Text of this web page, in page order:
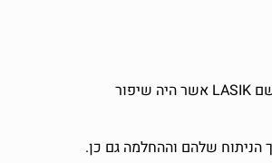
לקראת סוף שנות התשעים של המאה הקודמת החלו להתבצע טיפולים להסרת משקפיים בלייזר כאשר הנפוצים היו מסוג PRK ולאחריו נוסף טיפול בשם LASIK אשר היה שיפור